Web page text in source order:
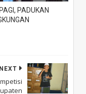
PADUKAN
NEXT